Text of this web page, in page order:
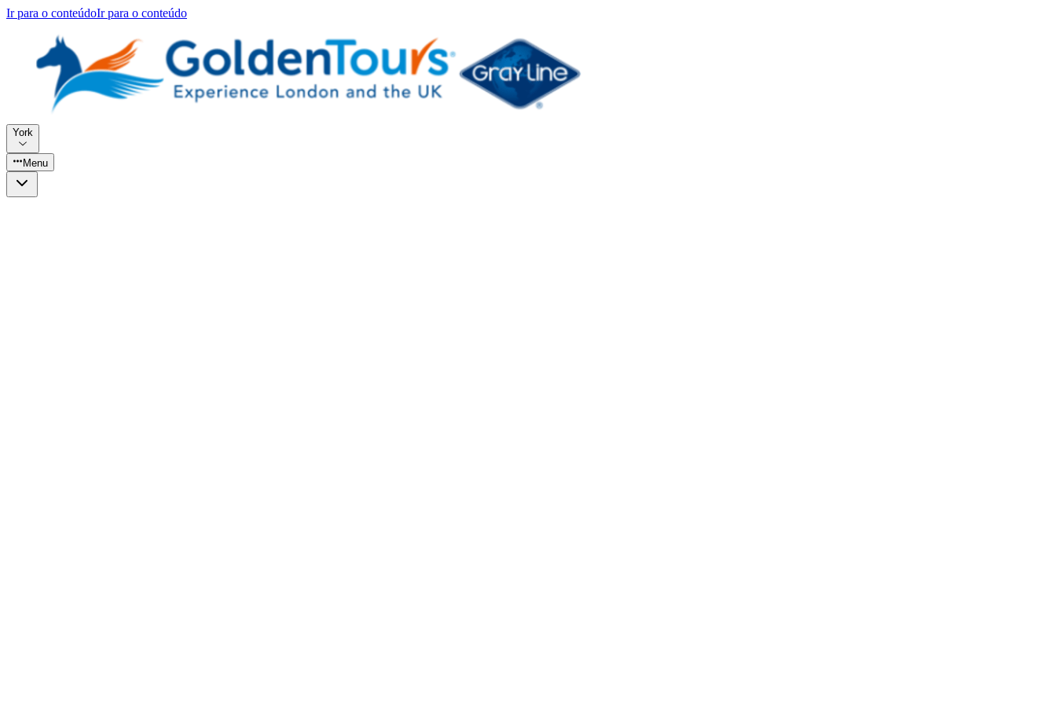
Ir para o conteúdoIr para o conteúdo
York
Menu